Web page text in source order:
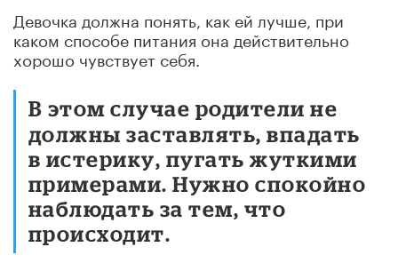
Девочка должна понять, как ей лучше, при
каком способе питания она действительно
хорошо чувствует себя.
В этом случае родители не
должны заставлять, впадать
в истерику, пугать жуткими
примерами. Нужно спокойно
наблюдать за тем, что
происходит.